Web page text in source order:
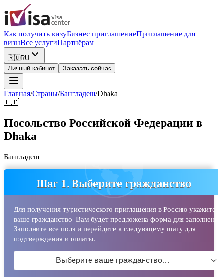
Как получить визуБизнес-приглашениеПриглашение для
визыВсе услугиПартнёрам
🇷🇺RU
Личный кабинет
Заказать сейчас
Главная/Страны/Бангладеш/Dhaka
🇧🇩
Посольство Российской Федерации в
Dhaka
Бангладеш
Шаг 1. Выберите гражданство
Для получения туристического приглашения в Россию укажите
ваше гражданство. Вам будет предложена форма для
Заполните все поля и перейдите к следующему шагу для
подтверждения и оплаты.
Выберите ваше гражданство…